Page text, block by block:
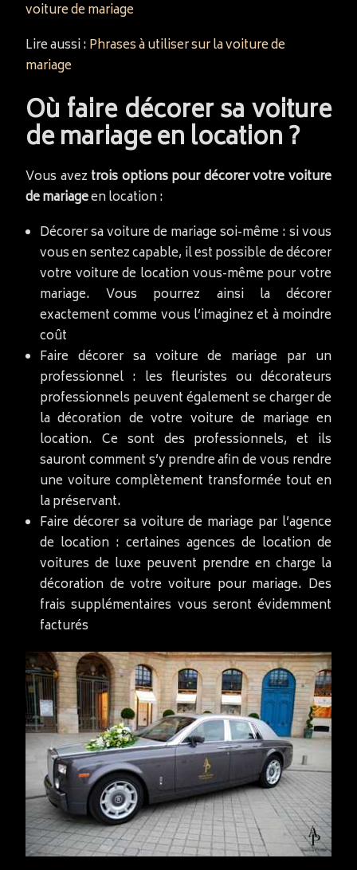
voiture de mariage
Lire aussi :Phrases à utiliser sur la voiture de
mariage
Où faire décorer sa voiture
de mariage en location ?
Vous avez trois options pour décorer votre voiture
de mariageen location :
Décorer sa voiture de mariage soi-même : si vous
vous en sentez capable, il est possible de décorer
votre voiture de location vous-même pour votre
mariage. Vous pourrez ainsi la décorer
exactement comme vous l’imaginez et à moindre
coût
Faire décorer sa voiture de mariage par un
professionnel : les fleuristes ou décorateurs
professionnels peuvent également se charger de
la décoration de votre voiture de mariage en
location. Ce sont des professionnels, et ils
sauront comment s’y prendre afin de vous rendre
une voiture complètement transformée tout en
la préservant.
Faire décorer sa voiture de mariage par l’agence
de location : certaines agences de location de
voitures de luxe peuvent prendre en charge la
décoration de votre voiture pour mariage. Des
frais supplémentaires vous seront évidemment
facturés